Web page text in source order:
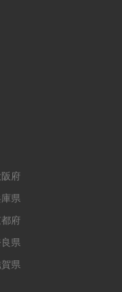
府
県
府
県
県